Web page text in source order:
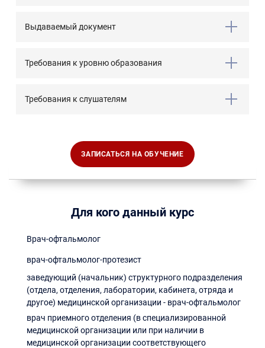
Выдаваемый документ
Требования к уровню образования
Требования к слушателям
ЗАПИСАТЬСЯ НА ОБУЧЕНИЕ
Для кого данный курс
Врач-офтальмолог
врач-офтальмолог-протезист
заведующий (начальник) структурного подразделения
(отдела, отделения, лаборатории, кабинета, отряда и
другое) медицинской организации - врач-офтальмолог
врач приемного отделения (в специализированной
медицинской организации или при наличии в
медицинской организации соответствующего